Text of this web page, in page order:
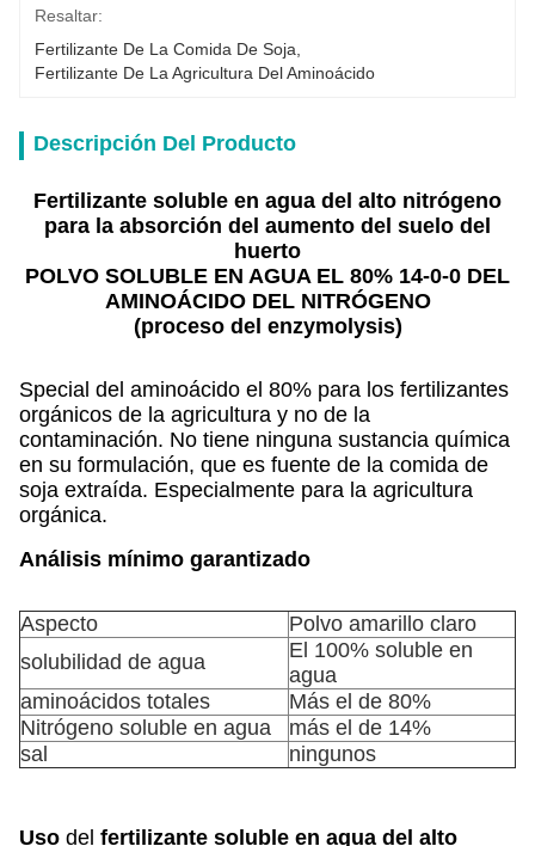
Resaltar:
Fertilizante De La Comida De Soja
Fertilizante De La Agricultura Del Aminoácido
Descripción Del Producto
Fertilizante soluble en agua del alto nitrógeno
para la absorción del aumento del suelo del
huerto
POLVO SOLUBLE EN AGUA EL 80% 14-0-0 DEL
AMINOÁCIDO DEL NITRÓGENO
(proceso del enzymolysis)
Special del aminoácido el 80% para los fertilizantes
orgánicos de la agricultura y no de la
contaminación. No tiene ninguna sustancia química
en su formulación, que es fuente de la comida de
soja extraída. Especialmente para la agricultura
orgánica.
Análisis mínimo garantizado
Aspecto
Polvo amarillo claro
solubilidad de agua
El 100% soluble en
agua
aminoácidos totales
Más el de 80%
Nitrógeno soluble en agua
más el de 14%
sal
ningunos
Uso del fertilizante soluble en agua del alto